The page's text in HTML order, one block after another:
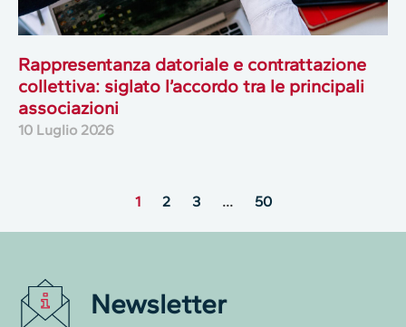
Rappresentanza datoriale e contrattazione
collettiva: siglato l’accordo tra le principali
associazioni
10 Luglio 2026
1 2 3 … 50
Newsletter